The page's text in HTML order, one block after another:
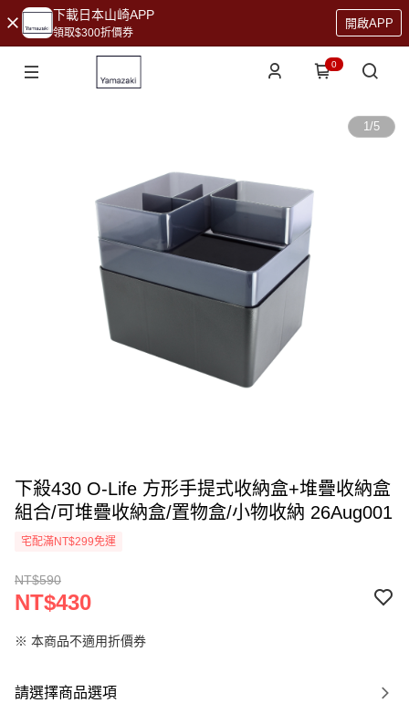
下載日本山崎APP
領取$300折價券
開啟APP
0
1/5
下殺430 O-Life 方形手提式收納盒+堆疊收納盒
組合/可堆疊收納盒/置物盒/小物收納 26Aug001
宅配滿NT$299免運
NT$590
NT$430
※ 本商品不適用折價券
請選擇商品選項